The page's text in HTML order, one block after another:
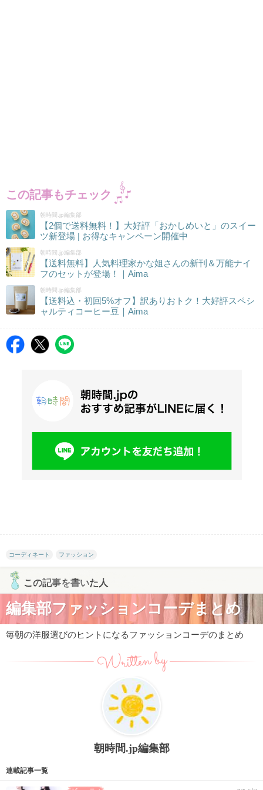
この記事もチェック
朝時間.jp編集部
【2個で送料無料！】大好評「おかしめいと」のスイー
ツ新登場 | お得なキャンペーン開催中
朝時間.jp編集部
【送料無料】人気料理家かな姐さんの新刊＆万能ナイ
フのセットが登場！｜Aima
朝時間.jp編集部
【送料込・初回5%オフ】訳ありおトク！大好評スペシ
ャルティコーヒー豆｜Aima
コーディネート ファッション
この記事を書いた人
編集部ファッションコーデまとめ
毎朝の洋服選びのヒントになるファッションコーデのまとめ
Written by
朝時間.jp編集部
連載記事一覧